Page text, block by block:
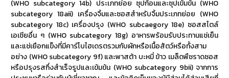
(WHO subcategory 14b) ประเภทย่อย ซุปก้อนและซุปเข้มข้น (WHO
subcategory 18aii) เครื่องจิ้มและซอสสำหรับจิ้มประเภทย่อย (WHO
subcategory 18c) เครื่องปรุง (WHO subcaegory 18e) ซอสสไตล์
เอเชียอื่น ๆ (WHO subcategory 18g) อาหารพร้อมรับประทานแช่เย็น
และแช่เยือกแข็งที่มีคาร์โบไฮเดรตรวมกับผักหรือเนื้อสัตว์หรือทั้งสาม
อย่าง (WHO subcategory 9f) และพาสต้า บะหมี่ ข้าว เมล็ดพืชราดซอส
หรือปรุงรสกึ่งสำเร็จรูปและเข้มข้น (WHO subcategory 9bii) จากการ